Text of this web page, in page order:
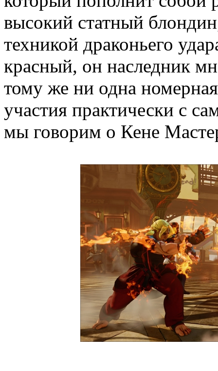
высокий статный
техникой драконьего
красный, он наследник
тому же ни одна
участия практически с
мы говорим о Кене